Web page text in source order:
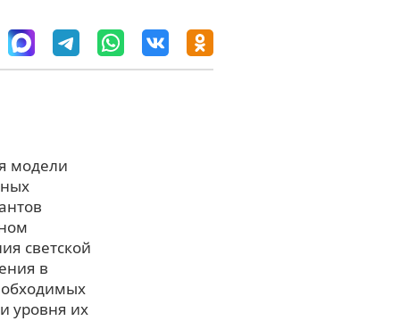
модели
светской
в
уровня их